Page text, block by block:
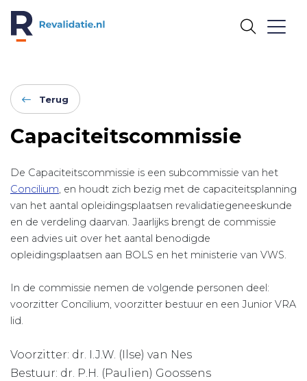
Terug
Capaciteitscommissie
De Capaciteitscommissie is een subcommissie van het
Concilium, en houdt zich bezig met de capaciteitsplanning
van het aantal opleidingsplaatsen revalidatiegeneeskunde
en de verdeling daarvan. Jaarlijks brengt de commissie
een advies uit over het aantal benodigde
opleidingsplaatsen aan BOLS en het ministerie van VWS.
In de commissie nemen de volgende personen deel:
voorzitter Concilium, voorzitter bestuur en een Junior VRA
lid.
Voorzitter: dr. I.J.W. (Ilse) van Nes
Bestuur: dr. P.H. (Paulien) Goossens